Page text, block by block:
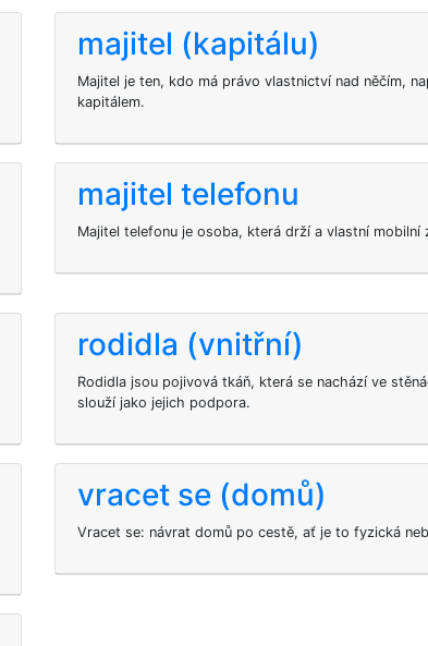
majitel (kapitálu)
Majitel je ten, kdo má právo vlastnictví nad něčím,
kapitálem.
majitel telefonu
Majitel telefonu je osoba, která drží a vlastní mobilní
rodidla (vnitřní)
Rodidla jsou pojivová tkáň, která se nachází ve
slouží jako jejich podpora.
vracet se (domů)
Vracet se: návrat domů po cestě, ať je to fyzická